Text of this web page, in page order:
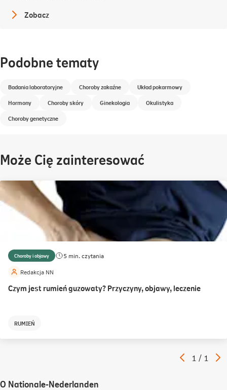
Zobacz
Podobne tematy
Badania laboratoryjne Choroby zakaźne
Układ pokarmowy
Hormony
Choroby skóry Ginekologia
Okulistyka
Choroby genetyczne
Może Cię zainteresować
Poprzedni
artykuł
Artykuł
1 / 1
Choroby i objawy
5 min. czytania
Redakcja NN
Czym jest rumień guzowaty? Przyczyny, objawy, leczenie
RUMIEŃ
O Nationale-Nederlanden